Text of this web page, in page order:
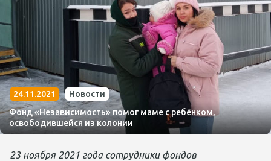
24.11.2021
Новости
Фонд «Независимость» помог маме с ребёнком,
освободившейся из колонии
23 ноября 2021 года сотрудники фондов